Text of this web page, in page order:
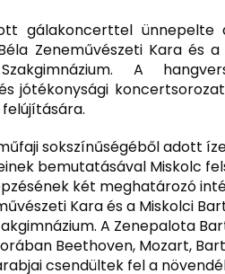
gálakoncerttel ünnepelte
Zeneművészeti Kara és
A
jótékonysági
sokszínűségéből adott
bemutatásával Miskolc
két meghatározó
Kara és a Miskolci
A Zenepalota
Beethoven, Mozart,
csendültek fel a